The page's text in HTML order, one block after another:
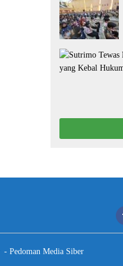
Pedoman Media Siber